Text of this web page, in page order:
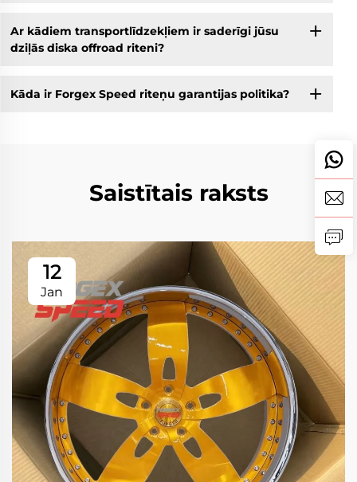
Ar kādiem transportlīdzekļiem ir saderīgi jūsu
dziļās diska offroad riteni?
Kāda ir Forgex Speed riteņu garantijas politika?
Saistītais raksts
12
Jan